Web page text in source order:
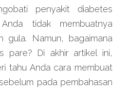
penyakit diabetes
tidak membuatnya
gula. Namun, bagaimana
pare? Di akhir artikel ini,
tahu Anda cara membuat
pada pembahasan